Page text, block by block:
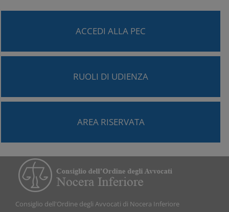
ACCEDI ALLA PEC
RUOLI DI UDIENZA
AREA RISERVATA
Consiglio dell'Ordine degli Avvocati di Nocera Inferiore